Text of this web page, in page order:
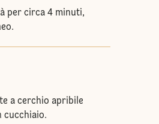
per circa 4 minuti,
a cerchio apribile
cucchiaio.